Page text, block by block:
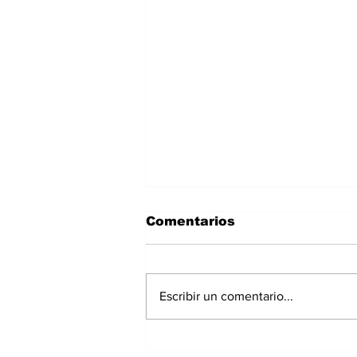
Comentarios
Escribir un comentario...